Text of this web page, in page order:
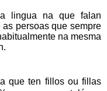
lingua na que falan
persoas que sempre
na mesma
que ten fillos ou fillas